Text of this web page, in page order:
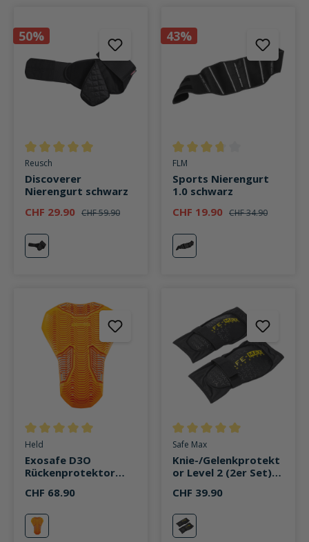
50%
Durchschnittliche Bewertung von 5 von 5 Sternen
Reusch
Discoverer
Nierengurt schwarz
CHF 29.90 CHF 59.90
schwarz
43%
Durchschnittliche Bewertung
FLM
Sports Nierengurt
1.0 schwarz
CHF 19.90 CHF 34.90
schwarz
Durchschnittliche Bewertung von 5 von 5 Sternen
Held
Exosafe D3O
Rückenprotektor
CHF 68.90
orange
Durchschnittliche Bewertung
Safe Max
Knie-/Gelenkprotekt
or Level 2 (2er Set)
CHF 39.90
schwarz